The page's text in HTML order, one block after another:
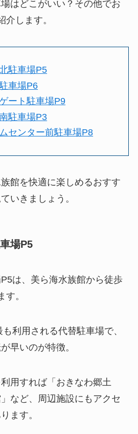
はどこがいい？その他でお
介します。
駐車場P5
車場P6
ート駐車場P9
駐車場P3
センター前駐車場P8
館を快適に楽しめるおすす
いきましょう。
場P5
は、美ら海水族館から徒歩
。
利用される代替駐車場で、
早いのが特徴。
用すれば「おきなわ郷土
など、周辺施設にもアクセ
ます。